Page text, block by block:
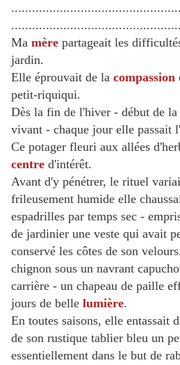
Ma mère partageait les
jardin.
Elle éprouvait de la compassion
petit-riquiqui.
Dès la fin de l'hiver - début de la
vivant - chaque jour elle passait
Ce potager fleuri aux allées
centre d'intérêt.
Avant d'y pénétrer, le rituel
frileusement humide elle
espadrilles par temps sec -
de jardinier une veste qui avait
conservé les côtes de son
chignon sous un navrant
carrière - un chapeau de paille
jours de belle lumière.
En toutes saisons, elle entassait
de son rustique tablier bleu un
essentiellement dans le but de